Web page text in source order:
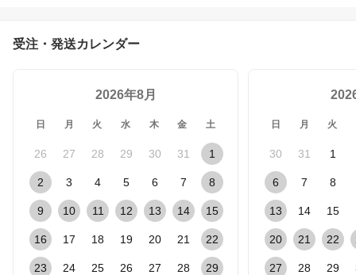
側地洗濯可 グレー
受注・発送カレンダー
2026年8月
日 月 火 水 木 金 土
26 27 28 29 30 31 1
2 3 4 5 6 7 8
9 10 11 12 13 14 15
16 17 18 19 20 21 22
23 24 25 26 27 28 29
日 月 火
30 31 1
6 7 8
13 14 15
20 21 22
27 28 29